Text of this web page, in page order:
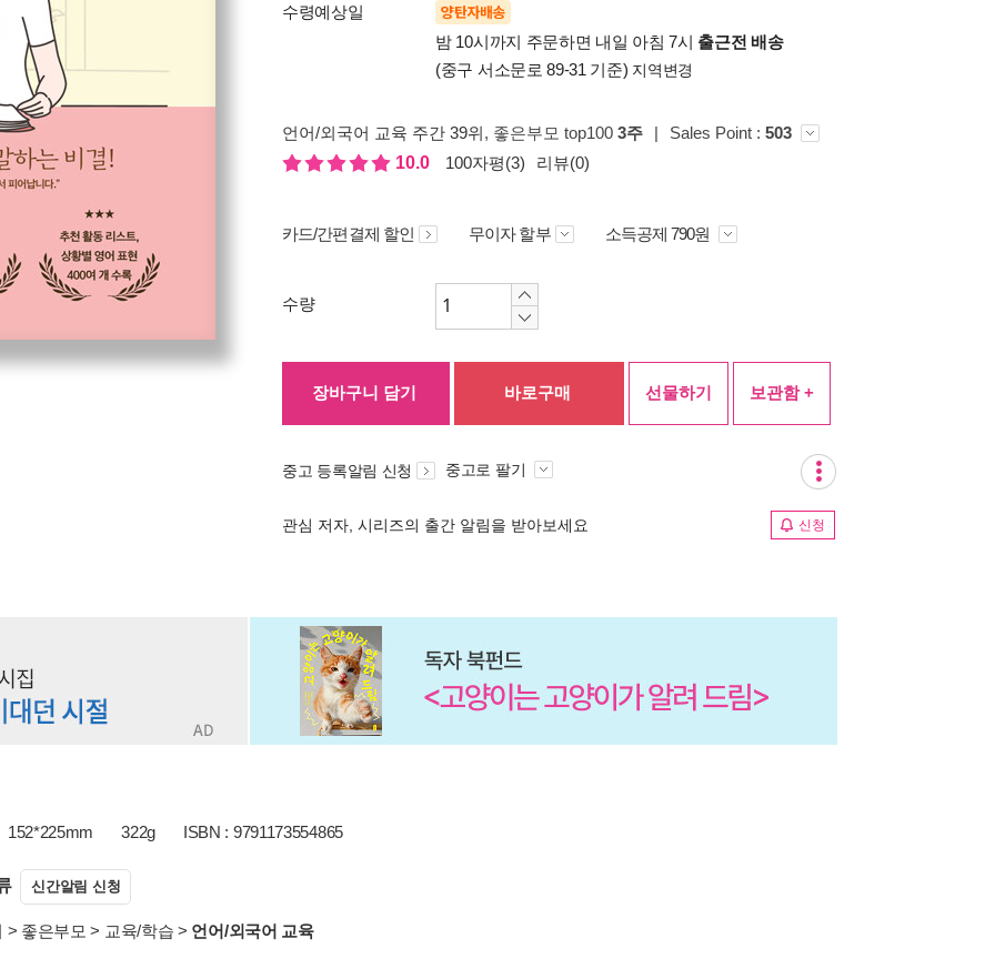
수령예상일 양탄자배송
밤 10시까지 주문하면 내일 아침 7시 출근전 배송
(중구 서소문로 89-31 기준) 지역변경
언어/외국어 교육 주간 39위, 좋은부모 top100 3주 | Sales Point : 503
10.0
100자평(3) 리뷰(0)
카드/간편결제 할인 무이자 할부 소득공제 790원
수량
장바구니 담기 바로구매 선물하기 보관함 +
중고 등록알림 신청 중고로 팔기
관심 저자, 시리즈의 출간 알림을 받아보세요 신청
152*225mm 322g ISBN : 9791173554865
신간알림 신청
> 좋은부모 > 교육/학습 > 언어/외국어 교육